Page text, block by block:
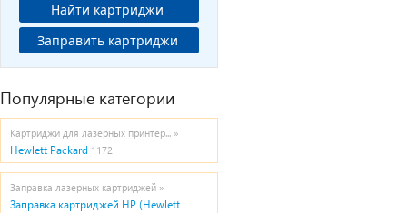
Найти картриджи
Заправить картриджи
Популярные категории
Картриджи для лазерных принтер... »
Hewlett Packard 1172
Заправка лазерных картриджей »
Заправка картриджей HP (Hewlett